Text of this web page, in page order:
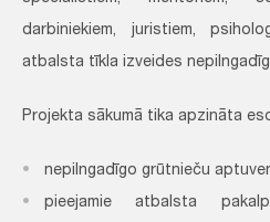
darbiniekiem, juristiem,
atbalsta tīkla izveides
Projekta sākumā tika apzināta
nepilngadīgo grūtnieču
pieejamie atbalsta